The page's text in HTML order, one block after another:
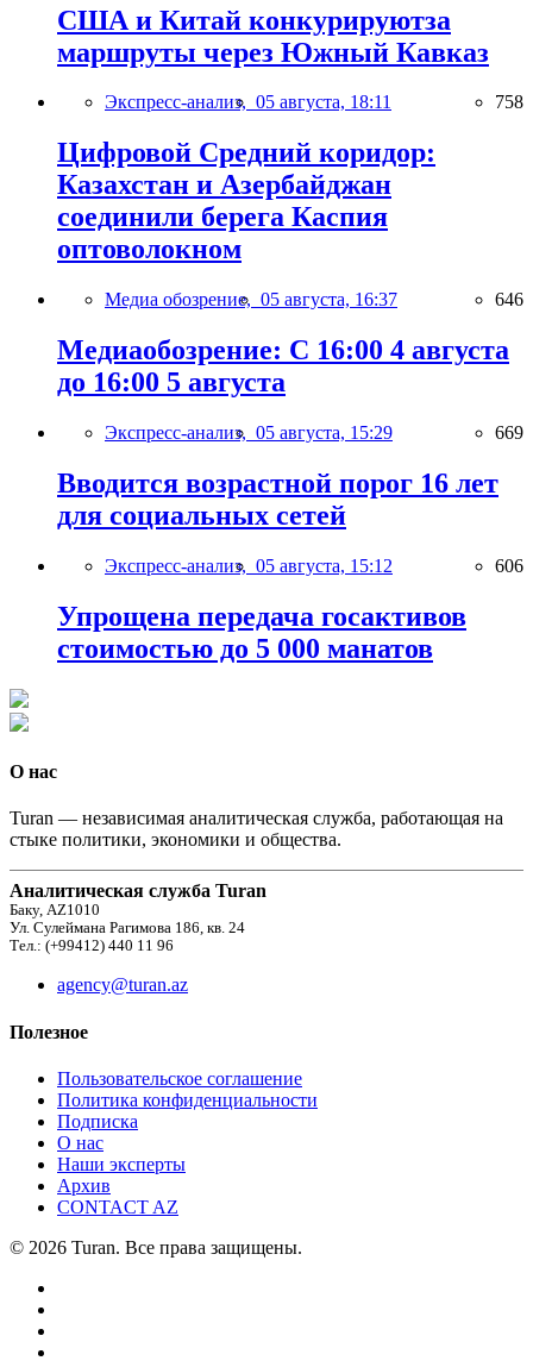
США и Китай конкурируютза
маршруты через Южный Кавказ
Экспресс-анализ, 05 августа, 18:11 758
Цифровой Средний коридор:
Казахстан и Азербайджан
соединили берега Каспия
оптоволокном
Медиа обозрение, 05 августа, 16:37 646
Медиаобозрение: С 16:00 4 августа
до 16:00 5 августа
Экспресс-анализ, 05 августа, 15:29 669
Вводится возрастной порог 16 лет
для социальных сетей
Экспресс-анализ, 05 августа, 15:12 606
Упрощена передача госактивов
стоимостью до 5 000 манатов
О нас
Turan — независимая аналитическая служба, работающая на
стыке политики, экономики и общества.
Аналитическая служба Turan
Баку, AZ1010
Ул. Сулеймана Рагимова 186, кв. 24
Тел.: (+99412) 440 11 96
agency@turan.az
Полезное
Пользовательское соглашение
Политика конфиденциальности
Подписка
О нас
Наши эксперты
Архив
CONTACT AZ
© 2026 Turan. Все права защищены.